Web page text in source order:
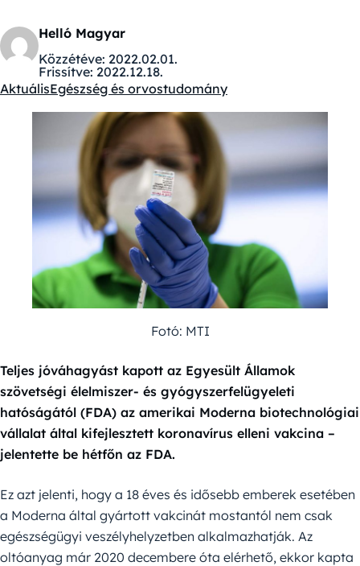
Helló Magyar
Közzétéve: 2022.02.01.
Frissítve: 2022.12.18.
Kategóriák:
AktuálisEgészség és orvostudomány
Fotó: MTI
Teljes jóváhagyást kapott az Egyesült Államok
szövetségi élelmiszer- és gyógyszerfelügyeleti
hatóságától (FDA) az amerikai Moderna biotechnológiai
vállalat által kifejlesztett koronavírus elleni vakcina –
jelentette be hétfőn az FDA.
Ez azt jelenti, hogy a 18 éves és idősebb emberek esetében
a Moderna által gyártott vakcinát mostantól nem csak
egészségügyi veszélyhelyzetben alkalmazhatják. Az
oltóanyag már 2020 decembere óta elérhető, ekkor kapta